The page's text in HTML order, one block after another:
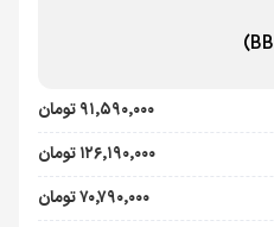
۹۱٬۵۹۰٬۰۰۰ تومان
۱۲۶٬۱۹۰٬۰۰۰ تومان
۷۰٬۷۹۰٬۰۰۰ تومان